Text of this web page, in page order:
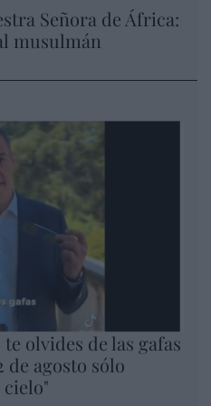
Señora de África:
musulmán
olvides de las gafas
de agosto sólo